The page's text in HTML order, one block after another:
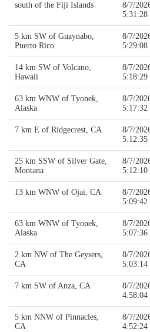
south of the Fiji Islands
8/7/
5:31:28
5 km SW of Guaynabo,
Puerto Rico
8/7/
5:29:08
14 km SW of Volcano,
Hawaii
8/7/
5:18:29
63 km WNW of Tyonek,
Alaska
8/7/
5:17:32
7 km E of Ridgecrest, CA
8/7/
5:12:35
25 km SSW of Silver Gate,
Montana
8/7/
5:12:10
13 km WNW of Ojai, CA
8/7/
5:09:42
63 km WNW of Tyonek,
Alaska
8/7/
5:07:36
2 km NW of The Geysers,
CA
8/7/
5:03:14
7 km SW of Anza, CA
8/7/
4:58:04
5 km NNW of Pinnacles,
CA
8/7/
4:52:24